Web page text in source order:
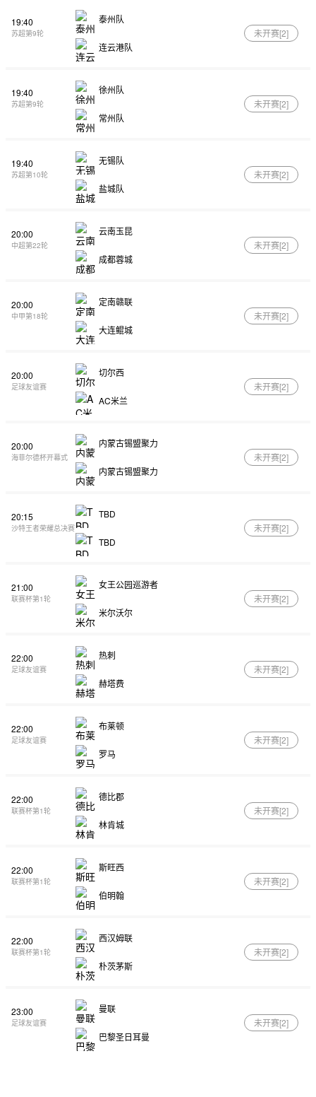
19:40
苏超第9轮
泰州队
连云港队
未开赛[2]
19:40
苏超第9轮
徐州队
常州队
未开赛[2]
19:40
苏超第10轮
无锡队
盐城队
未开赛[2]
20:00
中超第22轮
云南玉昆
成都蓉城
未开赛[2]
20:00
中甲第18轮
定南赣联
大连鲲城
未开赛[2]
20:00
足球友谊赛
切尔西
AC米兰
未开赛[2]
20:00
海菲尔德杯开幕式
内蒙古锡盟聚力
内蒙古锡盟聚力
未开赛[2]
20:15
沙特王者荣耀总决赛
TBD
TBD
未开赛[2]
21:00
联赛杯第1轮
女王公园巡游者
米尔沃尔
未开赛[2]
22:00
足球友谊赛
热刺
赫塔费
未开赛[2]
22:00
足球友谊赛
布莱顿
罗马
未开赛[2]
22:00
联赛杯第1轮
德比郡
林肯城
未开赛[2]
22:00
联赛杯第1轮
斯旺西
伯明翰
未开赛[2]
22:00
联赛杯第1轮
西汉姆联
朴茨茅斯
未开赛[2]
23:00
足球友谊赛
曼联
巴黎圣日耳曼
未开赛[2]